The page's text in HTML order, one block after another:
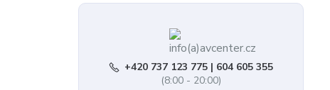
+420 737 123 775 | 604 605 355
(8:00 - 20:00)